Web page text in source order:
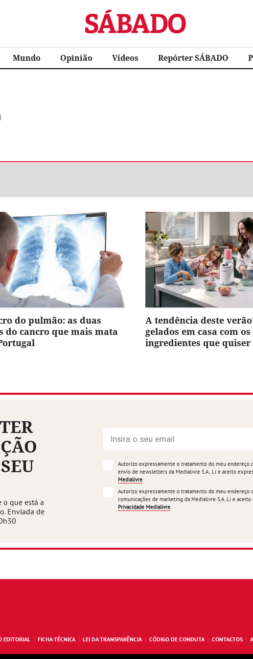
Sábado
Mundo Opinião Vídeos Repórter SÁBADO
do pulmão: as duas
do cancro que mais mata
A tendência deste
gelados em casa com os
ingredientes que quiser
o que está a
Enviada de
Autorizo expressamente o tratamento do meu
envio de newsletters da Medialivre S.A.. Li e aceito
Medialivre
Autorizo expressamente o tratamento do meu
comunicações de marketing da Medialivre S.A..Li e
Privacidade Medialivre
EDITORIAL FICHA TÉCNICA LEI DA TRANSPARÊNCIA CÓDIGO DE CONDUTA CONTACTOS